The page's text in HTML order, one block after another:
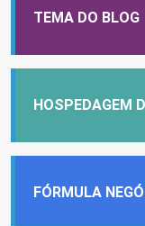
TEMA DO BLOG
HOSPEDAGEM
FÓRMULA